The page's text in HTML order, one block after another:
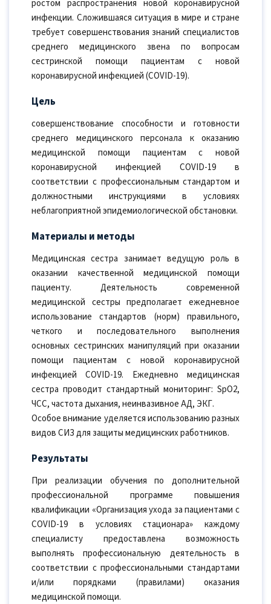
ростом распространения новой коронавирусной
инфекции. Сложившаяся ситуация в мире и стране
требует совершенствования знаний специалистов
среднего медицинского звена по вопросам
сестринской помощи пациентам с новой
коронавирусной инфекцией (COVID-19).
Цель
совершенствование способности и готовности
среднего медицинского персонала к оказанию
медицинской помощи пациентам с новой
коронавирусной инфекцией COVID-19 в
соответствии с профессиональным стандартом и
должностными инструкциями в условиях
неблагоприятной эпидемиологической обстановки.
Материалы и методы
Медицинская сестра занимает ведущую роль в
оказании качественной медицинской помощи
пациенту. Деятельность современной
медицинской сестры предполагает ежедневное
использование стандартов (норм) правильного,
четкого и последовательного выполнения
основных сестринских манипуляций при оказании
помощи пациентам с новой коронавирусной
инфекцией COVID-19. Ежедневно медицинская
сестра проводит стандартный мониторинг: SpO2,
ЧСС, частота дыхания, неинвазивное АД, ЭКГ.
Особое внимание уделяется использованию разных
видов СИЗ для защиты медицинских работников.
Результаты
При реализации обучения по дополнительной
профессиональной программе повышения
квалификации «Организация ухода за пациентами с
COVID-19 в условиях стационара» каждому
специалисту предоставлена возможность
выполнять профессиональную деятельность в
соответствии с профессиональными стандартами
и/или порядками (правилами) оказания
медицинской помощи.